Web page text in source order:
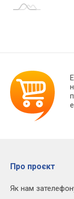
Про проєкт
Як нам